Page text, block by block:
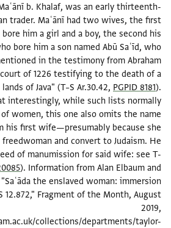
b. Khalaf, was an early thirteenth-
trader. Maʿānī had two wives, the first
him a girl and a boy, the second his
bore him a son named Abū Saʿīd, who
in the testimony from Abraham
court of 1226 testifying to the death of a
of Java" (T–S Ar.30.42,PGPID 8181).
interestingly, while such lists normally
women, this one also omits the name
his first wife—presumably because she
and convert to Judaism. He
of manumission for said wife: see T-
). Information from Alan Elbaum and
the enslaved woman: immersion
12.872," Fragment of the Month, August
2019,
collections/departments/taylor-